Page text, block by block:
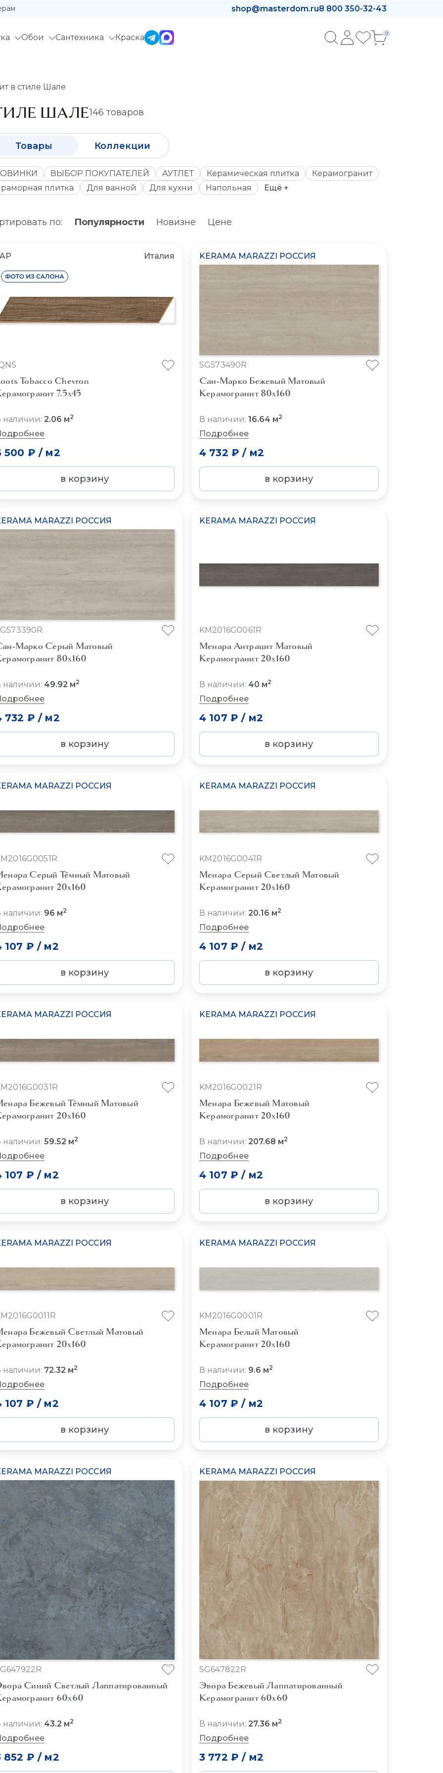
shop@masterdom.ru8 800 350-32-43
Обои Сантехника Краска 0
в стиле Шале
ШАЛЕ146 товаров
Товары Коллекции
ВЫБОР ПОКУПАТЕЛЕЙ АУТЛЕТ Керамическая плитка
Керамогранит
плитка
Для ванной Для кухни Напольная Ещё +
по: Популярности Новизне Цене
Италия
Tobacco Chevron
7.5x45
наличии: 2.06 м2
500 ₽ / м2
в корзину
KERAMA MARAZZI РОССИЯ
SG573490R
Сан-Марко Бежевый Матовый
Керамогранит 80x160
В наличии: 16.64 м2
Подробнее
4 732 ₽ / м2
в корзину
MARAZZI РОССИЯ
Марко Серый Матовый
80x160
наличии: 49.92 м2
732 ₽ / м2
в корзину
KERAMA MARAZZI РОССИЯ
KM2016G0061R
Менара Антрацит Матовый
Керамогранит 20x160
В наличии: 40 м2
Подробнее
4 107 ₽ / м2
в корзину
MARAZZI РОССИЯ
Серый Тёмный Матовый
20x160
наличии: 96 м2
107 ₽ / м2
в корзину
KERAMA MARAZZI РОССИЯ
KM2016G0041R
Менара Серый Светлый Матовый
Керамогранит 20x160
В наличии: 20.16 м2
Подробнее
4 107 ₽ / м2
в корзину
MARAZZI РОССИЯ
Бежевый Тёмный Матовый
20x160
наличии: 59.52 м2
107 ₽ / м2
в корзину
KERAMA MARAZZI РОССИЯ
KM2016G0021R
Менара Бежевый Матовый
Керамогранит 20x160
В наличии: 207.68 м2
Подробнее
4 107 ₽ / м2
в корзину
MARAZZI РОССИЯ
Бежевый Светлый Матовый
20x160
наличии: 72.32 м2
107 ₽ / м2
в корзину
KERAMA MARAZZI РОССИЯ
KM2016G0001R
Менара Белый Матовый
Керамогранит 20x160
В наличии: 9.6 м2
Подробнее
4 107 ₽ / м2
в корзину
MARAZZI РОССИЯ
Синий Светлый Лаппатированный
60x60
наличии: 43.2 м2
852 ₽ / м2
KERAMA MARAZZI РОССИЯ
SG647822R
Эвора Бежевый Лаппатированный
Керамогранит 60x60
В наличии: 27.36 м2
Подробнее
3 772 ₽ / м2